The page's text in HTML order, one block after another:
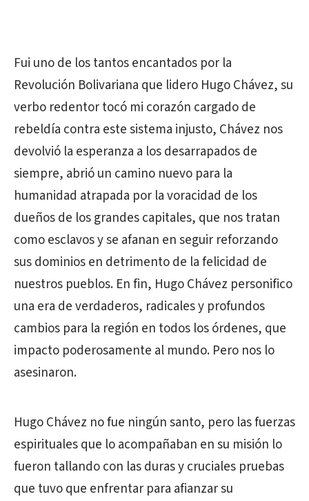
Fui uno de los tantos encantados por la
Revolución Bolivariana que lidero Hugo Chávez, su
verbo redentor tocó mi corazón cargado de
rebeldía contra este sistema injusto, Chávez nos
devolvió la esperanza a los desarrapados de
siempre, abrió un camino nuevo para la
humanidad atrapada por la voracidad de los
dueños de los grandes capitales, que nos tratan
como esclavos y se afanan en seguir reforzando
sus dominios en detrimento de la felicidad de
nuestros pueblos. En fin, Hugo Chávez personifico
una era de verdaderos, radicales y profundos
cambios para la región en todos los órdenes, que
impacto poderosamente al mundo. Pero nos lo
asesinaron.
Hugo Chávez no fue ningún santo, pero las fuerzas
espirituales que lo acompañaban en su misión lo
fueron tallando con las duras y cruciales pruebas
que tuvo que enfrentar para afianzar su